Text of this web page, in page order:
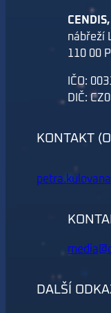
nábřeží
110 00
IČO:
DIČ:
KONTAKT
DALŠÍ